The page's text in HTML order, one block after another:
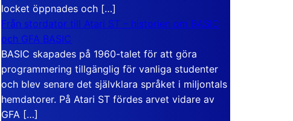
locket öppnades och […]
Från stordator till Atari ST – historien om BASIC
och GFA BASIC
BASIC skapades på 1960-talet för att göra
programmering tillgänglig för vanliga studenter
och blev senare det självklara språket i miljontals
hemdatorer. På Atari ST fördes arvet vidare av
GFA […]